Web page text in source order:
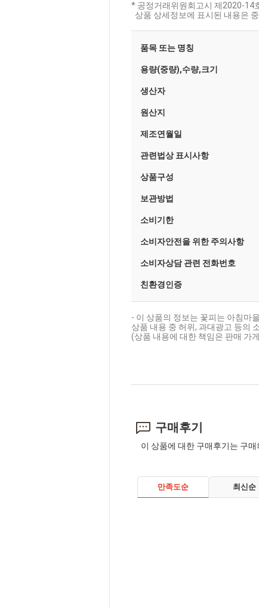
* 공정거래위원회고시 제2020-14
상품 상세정보에 표시된 내용은
품목 또는 명칭
용량(중량),수량,크기
생산자
원산지
제조연월일
관련법상 표시사항
상품구성
보관방법
소비기한
소비자안전을 위한 주의사항
소비자상담 관련 전화번호
친환경인증
- 이 상품의 정보는 꽃피는 아침마
상품 내용 중 허위, 과대광고 등의
(상품 내용에 대한 책임은 판매 가
구매후기
이 상품에 대한 구매후기는 구매
만족도순 최신순